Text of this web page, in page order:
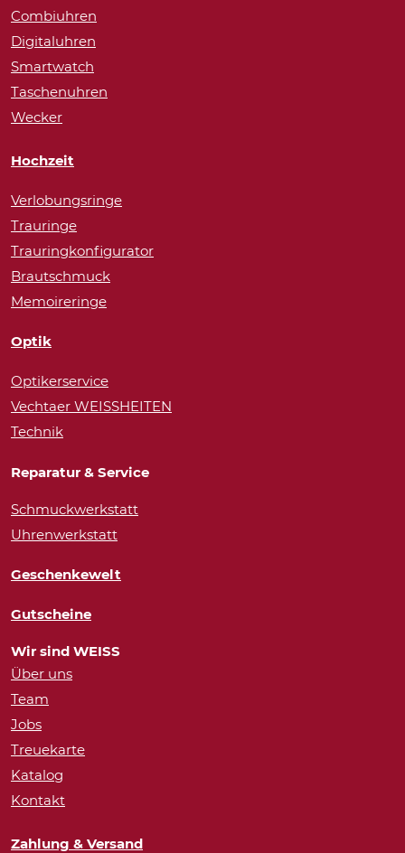
Combiuhren
Digitaluhren
Smartwatch
Taschenuhren
Wecker
Hochzeit
Verlobungsringe
Trauringe
Trauringkonfigurator
Brautschmuck
Memoireringe
Optik
Optikerservice
Vechtaer WEISSHEITEN
Technik
Reparatur & Service
Schmuckwerkstatt
Uhrenwerkstatt
Geschenkewelt
Gutscheine
Wir sind WEISS
Über uns
Team
Jobs
Treuekarte
Katalog
Kontakt
Zahlung & Versand